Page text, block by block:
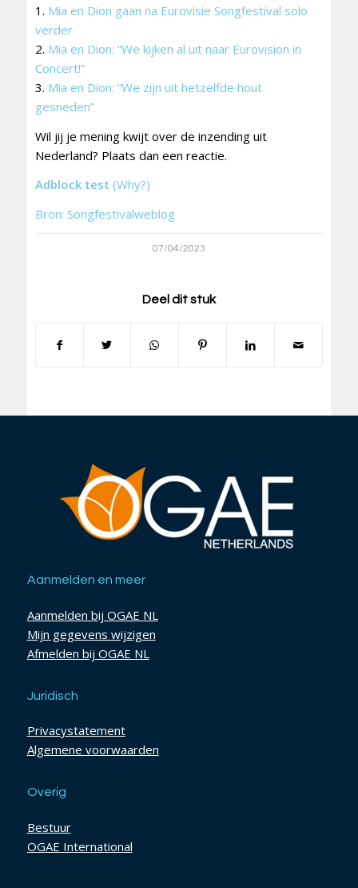
1. Mia en Dion gaan na Eurovisie Songfestival solo
verder
2. Mia en Dion: “We kijken al uit naar Eurovision in
Concert!”
3. Mia en Dion: “We zijn uit hetzelfde hout
gesneden”
Wil jij je mening kwijt over de inzending uit
Nederland? Plaats dan een reactie.
Adblock test (Why?)
Bron: Songfestivalweblog
07/04/2023
Deel dit stuk
Aanmelden en meer
Aanmelden bij OGAE NL
Mijn gegevens wijzigen
Afmelden bij OGAE NL
Juridisch
Privacystatement
Algemene voorwaarden
Overig
Bestuur
OGAE International